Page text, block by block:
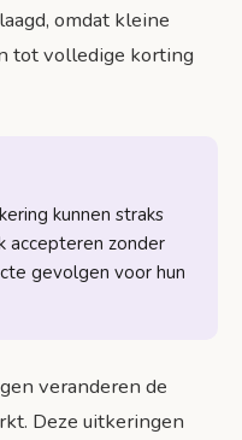
omdat kleine
tot volledige korting
kunnen straks
accepteren zonder
gevolgen voor hun
veranderen de
Deze uitkeringen